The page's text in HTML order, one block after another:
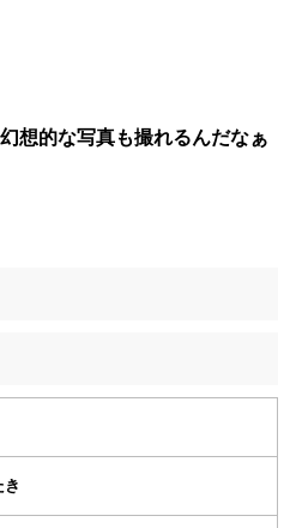
想的な写真も撮れるんだなぁ
き